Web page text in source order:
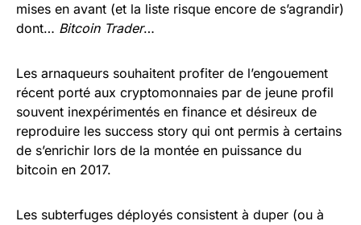
mises en avant (et la liste risque encore de s’agrandir)
dont… Bitcoin Trader…
Les arnaqueurs souhaitent profiter de l’engouement
récent porté aux cryptomonnaies par de jeune profil
souvent inexpérimentés en finance et désireux de
reproduire les success story qui ont permis à certains
de s’enrichir lors de la montée en puissance du
bitcoin en 2017.
Les subterfuges déployés consistent à duper (ou à